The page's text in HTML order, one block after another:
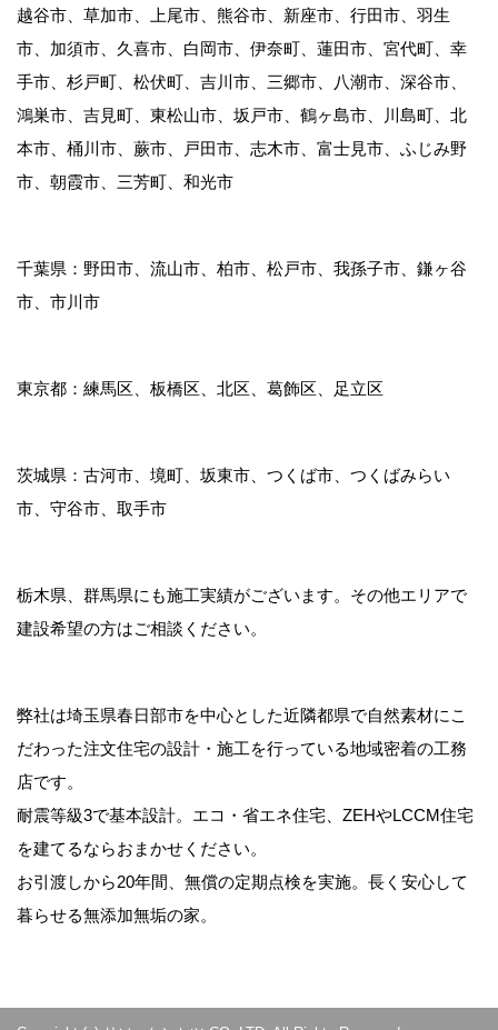
越谷市、草加市、上尾市、熊谷市、新座市、行田市、羽生
市、加須市、久喜市、白岡市、伊奈町、蓮田市、宮代町、幸
手市、杉戸町、松伏町、吉川市、三郷市、八潮市、深谷市、
鴻巣市、吉見町、東松山市、坂戸市、鶴ヶ島市、川島町、北
本市、桶川市、蕨市、戸田市、志木市、富士見市、ふじみ野
市、朝霞市、三芳町、和光市
千葉県：野田市、流山市、柏市、松戸市、我孫子市、鎌ヶ谷
市、市川市
東京都：練馬区、板橋区、北区、葛飾区、足立区
茨城県：古河市、境町、坂東市、つくば市、つくばみらい
市、守谷市、取手市
栃木県、群馬県にも施工実績がございます。その他エリアで
建設希望の方はご相談ください。
弊社は埼玉県春日部市を中心とした近隣都県で自然素材にこ
だわった注文住宅の設計・施工を行っている地域密着の工務
店です。
耐震等級3で基本設計。エコ・省エネ住宅、ZEHやLCCM住宅
を建てるならおまかせください。
お引渡しから20年間、無償の定期点検を実施。長く安心して
暮らせる無添加無垢の家。